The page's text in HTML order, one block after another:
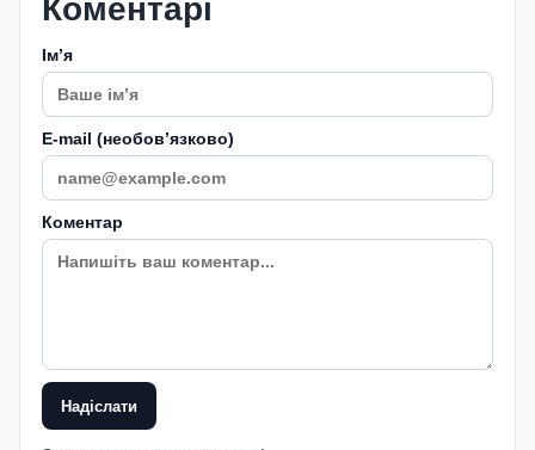
Коментарі
Імʼя
E-mail (необовʼязково)
Коментар
Надіслати